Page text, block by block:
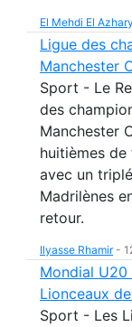
El Mehdi El Azhary
Ligue des
Manchester
Sport - Le
des
Manchester
huitièmes de
avec un
Madrilènes
retour.
Ilyasse Rhamir-
Mondial
Lionceaux de
Sport - Les